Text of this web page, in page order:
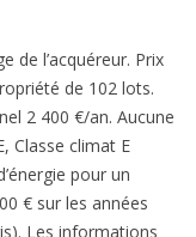
de l’acquéreur. Prix
de 102 lots.
2 400 €/an. Aucune
Classe climat E
pour un
€ sur les années
Les informations